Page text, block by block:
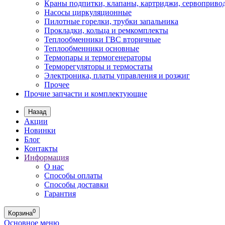
Краны подпитки, клапаны, картриджи,
Насосы циркуляционные
Пилотные горелки, трубки запальника
Прокладки, кольца и ремкомплекты
Теплообменники ГВС вторичные
Теплообменники основные
Термопары и термогенераторы
Терморегуляторы и термостаты
Электроника, платы управления и розжиг
Прочее
Прочие запчасти и комплектующие
Назад
Акции
Новинки
Блог
Контакты
Информация
О нас
Способы оплаты
Способы доставки
Гарантия
Корзина0
Основное меню